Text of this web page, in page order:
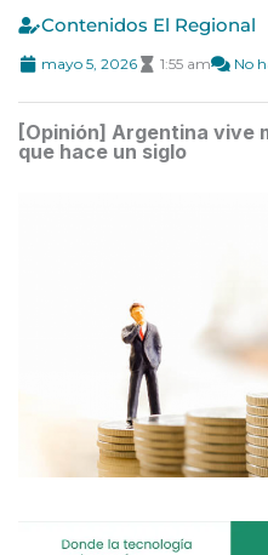
Contenidos El Regional
mayo 5, 2026 1:55 am No
[Opinión] Argentina vive